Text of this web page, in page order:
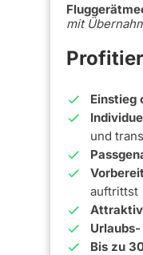
mit
Einstieg
und
auftrittst
Bis zu